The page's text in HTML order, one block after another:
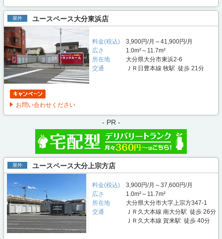
屋外 ユースペース大分東浜店
料金(税込)
3,900円/月～41,900円/月
広さ
1.0m²～11.7m²
所在地
大分県大分市東浜2-6
交通
ＪＲ日豊本線 牧駅 徒歩 21分
お問い合わせください
- PR -
屋外 ユースペース大分上宗方店
料金(税込)
3,900円/月～37,600円/月
広さ
1.0m²～11.7m²
所在地
大分県大分市大字上宗方347-1
交通
ＪＲ久大本線 南大分駅 徒歩 26分
ＪＲ久大本線 賀来駅 徒歩 40分